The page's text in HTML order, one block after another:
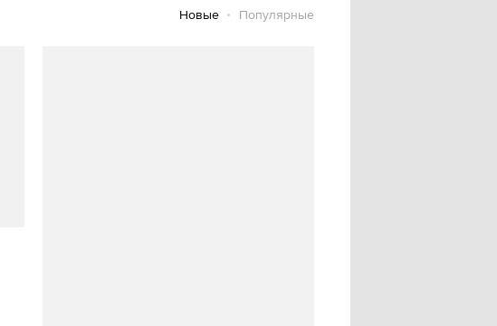
Новые Популярные